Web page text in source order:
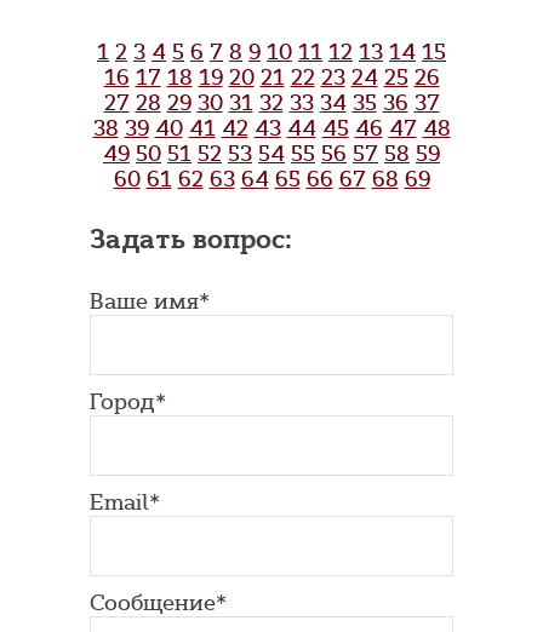
1 2 3 4 5 6 7 8 9 10 11 12 13 14 15
16 17 18 19 20 21 22 23 24 25 26
27 28 29 30 31 32 33 34 35 36 37
38 39 40 41 42 43 44 45 46 47 48
49 50 51 52 53 54 55 56 57 58 59
60 61 62 63 64 65 66 67 68 69
Задать вопрос:
Ваше имя*
Город*
Email*
Сообщение*